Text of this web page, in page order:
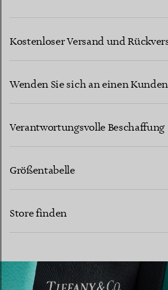
Kostenloser Versand und
Wenden Sie sich an einen
Verantwortungsvolle Beschaffung
MEHR ERFAHREN
Größentabelle
Store finden
EINEN STORE IN IHRER NÄHE FINDEN